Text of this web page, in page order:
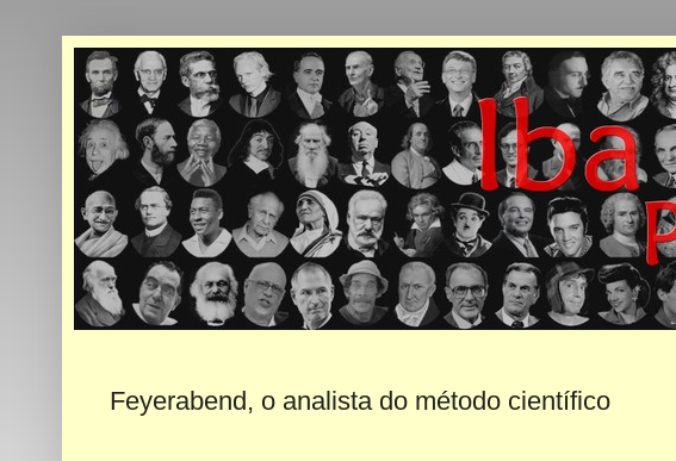
Feyerabend, o analista do método científico